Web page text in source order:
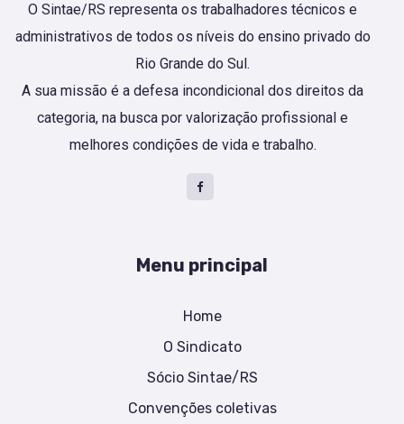
O Sintae/RS representa os trabalhadores técnicos e
administrativos de todos os níveis do ensino privado do
Rio Grande do Sul.
A sua missão é a defesa incondicional dos direitos da
categoria, na busca por valorização profissional e
melhores condições de vida e trabalho.
Menu principal
Home
O Sindicato
Sócio Sintae/RS
Convenções coletivas